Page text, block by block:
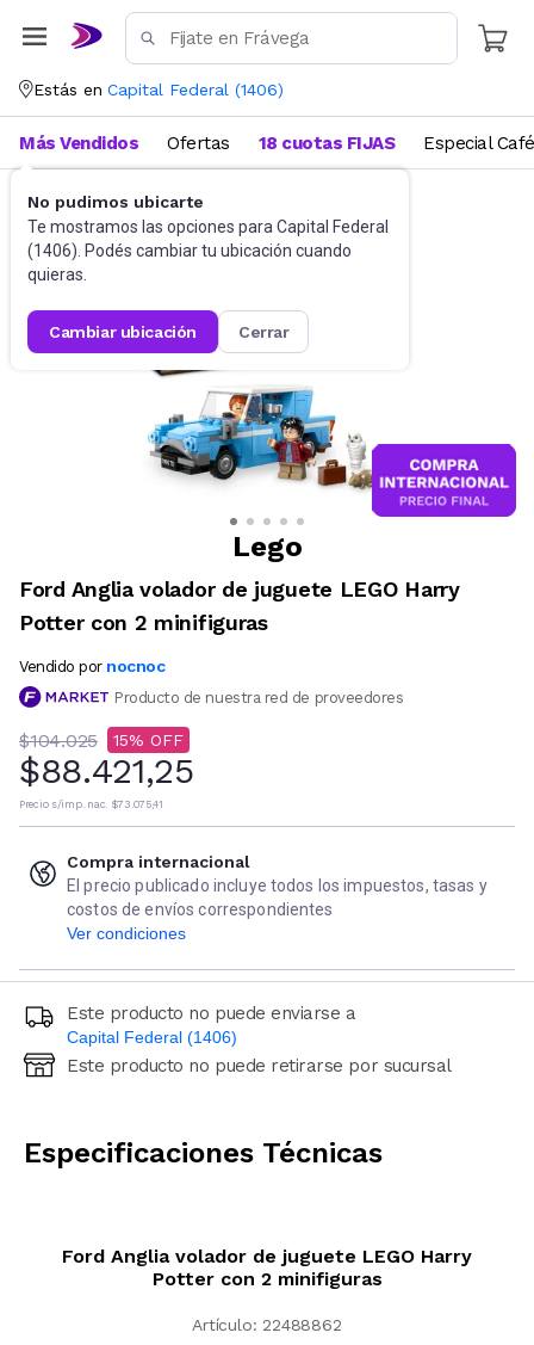
Estás en Capital Federal (1406)
No pudimos ubicarte
Te mostramos las opciones para Capital Federal
(1406). Podés cambiar tu ubicación cuando
quieras.
cambiar ubicación cerrar
Más Vendidos Ofertas 18 cuotas FIJAS Especial Café
Juguetes y Juegos
Lego
Ford Anglia volador de juguete LEGO Harry
Potter con 2 minifiguras
Vendido por nocnoc
Producto de nuestra red de proveedores
$104.025 15
$88.421,25
Precio s/imp. nac. $73.075,41
Compra internacional
El precio publicado incluye todos los impuestos, tasas y
costos de envíos correspondientes
Ver condiciones
Este producto no puede enviarse a
Capital Federal (1406)
Ingresá código postal (sólo números)
Este producto no puede retirarse por sucursal
Especificaciones Técnicas
Ford Anglia volador de juguete LEGO Harry
Potter con 2 minifiguras
Artículo: 22488862